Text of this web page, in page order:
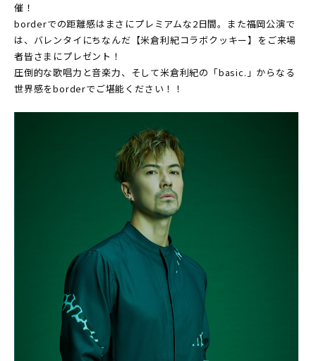
催！
borderでの距離感はまさにプレミアムな2日間。また福岡公演で
は、バレンタイにちなんだ【米倉利紀コラボクッキー】をご来場
者皆さまにプレゼント！
圧倒的な歌唱力と音楽力、そして米倉利紀の「basic.」からなる
世界感をborderでご堪能ください！！